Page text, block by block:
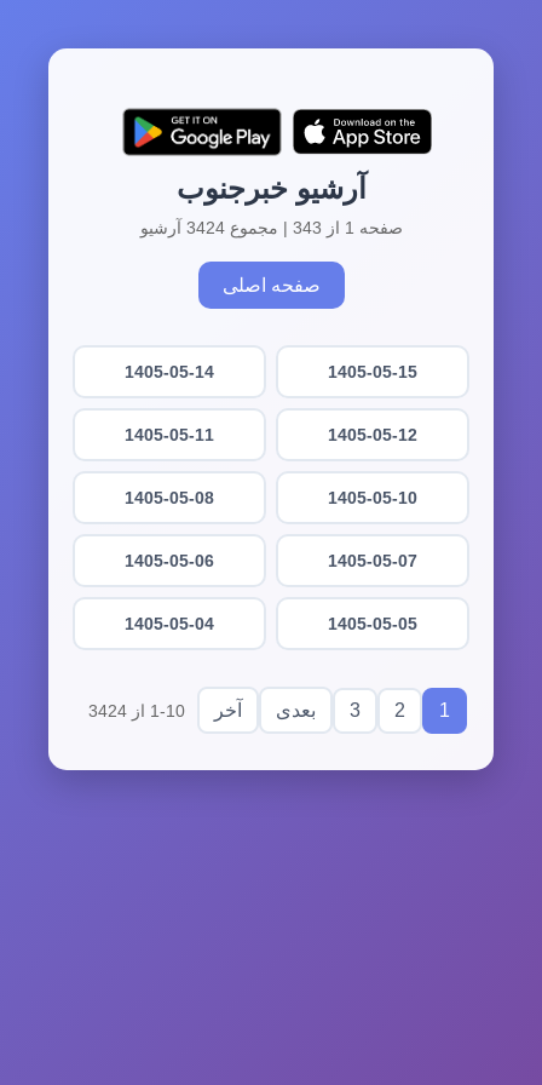
آرشیو خبرجنوب
صفحه 1 از 343 | مجموع 3424 آرشیو
صفحه اصلی
1405-05-15
1405-05-14
1405-05-12
1405-05-11
1405-05-10
1405-05-08
1405-05-07
1405-05-06
1405-05-05
1405-05-04
1
2
3 بعدی آخر 1-10 از 3424